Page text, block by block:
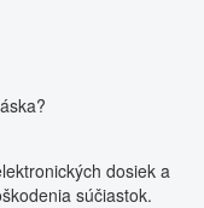
dosiek a
súčiastok.